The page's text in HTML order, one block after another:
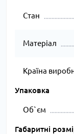
Стан
Матеріал
Країна
Упаковка
Об`єм
Габаритні